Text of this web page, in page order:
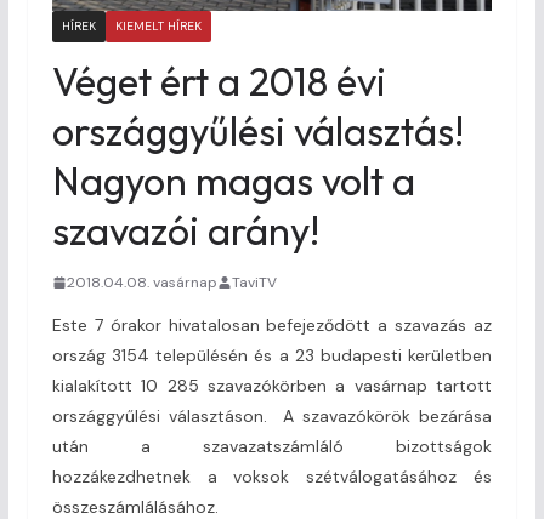
HÍREK KIEMELT HÍREK
Véget ért a 2018 évi
országgyűlési választás!
Nagyon magas volt a
szavazói arány!
2018.04.08. vasárnap TaviTV
Este 7 órakor hivatalosan befejeződött a szavazás az
ország 3154 településén és a 23 budapesti kerületben
kialakított 10 285 szavazókörben a vasárnap tartott
országgyűlési választáson. A szavazókörök bezárása
után a szavazatszámláló bizottságok
hozzákezdhetnek a voksok szétválogatásához és
összeszámlálásához.